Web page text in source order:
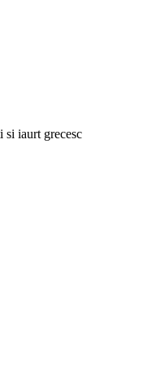
si iaurt grecesc